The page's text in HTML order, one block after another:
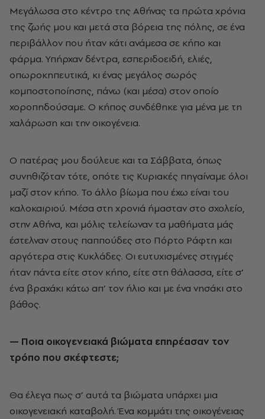
Μεγάλωσα στο κέντρο της Αθήνας τα πρώτα χρόνια
της ζωής μου και μετά στα βόρεια της πόλης, σε ένα
περιβάλλον που ήταν κάτι ανάμεσα σε κήπο και
φάρμα. Υπήρχαν δέντρα, εσπεριδοειδή, ελιές,
οπωροκηπευτικά, κι ένας μεγάλος σωρός
κομποστοποίησης, πάνω (και μέσα) στον οποίο
χοροπηδούσαμε. Ο κήπος συνδέθηκε για μένα με τη
χαλάρωση και την οικογένεια.
Ο πατέρας μου δούλευε και τα Σάββατα, όπως
συνηθιζόταν τότε, οπότε τις Κυριακές πηγαίναμε όλοι
μαζί στον κήπο. Το άλλο βίωμα που έχω είναι του
καλοκαιριού. Μέσα στη χρονιά ήμασταν στο σχολείο,
στην Αθήνα, και μόλις τελείωναν τα μαθήματα μάς
έστελναν στους παππούδες στο Πόρτο Ράφτη και
αργότερα στις Κυκλάδες. Οι ευτυχισμένες στιγμές
ήταν πάντα είτε στον κήπο, είτε στη θάλασσα, είτε σ’
ένα βραχάκι κάτω απ’ τον ήλιο και με ένα νησάκι στο
βάθος.
— Ποια οικογενειακά βιώματα επηρέασαν τον
τρόπο που σκέφτεστε;
Θα έλεγα πως σ’ αυτά τα βιώματα υπάρχει μια
οικογενειακή καταβολή. Ένα κομμάτι της οικογένειας